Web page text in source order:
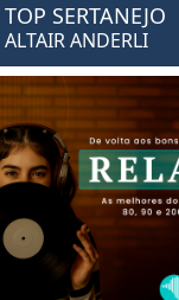
TOP SERTANEJO
ALTAIR ANDERLI